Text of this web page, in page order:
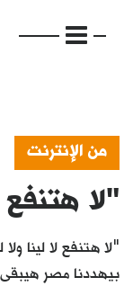
الرئيسية
إفتتاحية
من الإنترنت
"لا هتنفع
"لا هتنفع لا لينا
بيهددنا مصر